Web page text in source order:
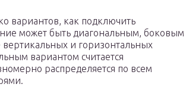
вариантов, как подключить
может быть диагональным, боковым
и горизонтальных
вариантом считается
распределяется по всем